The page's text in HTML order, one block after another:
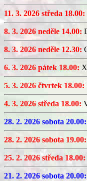
11. 3. 2026 středa 18.00:
8. 3. 2026 neděle 14.00:
8. 3. 2026 neděle 12.30:
6. 3. 2026 pátek 18.00:
5. 3. 2026 čtvrtek 18.00:
4. 3. 2026 středa 18.00:
28. 2. 2026 sobota 20.00:
28. 2. 2026 sobota 19.00:
25. 2. 2026 středa 18.00:
21. 2. 2026 sobota 20.00: